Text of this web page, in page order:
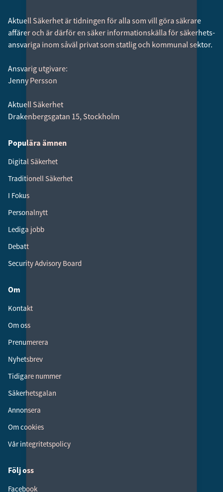
Aktuell Säkerhet är tidningen för alla som vill göra säkrare
affärer och är därför en säker informationskälla för säkerhets­
ansvariga inom såväl privat som statlig och kommunal sektor.
Ansvarig utgivare:
Jenny Persson
Aktuell Säkerhet
Drakenbergsgatan 15, Stockholm
Populära ämnen
Digital Säkerhet
Traditionell Säkerhet
I Fokus
Personalnytt
Lediga jobb
Debatt
Security Advisory Board
Om
Kontakt
Om oss
Prenumerera
Nyhetsbrev
Tidigare nummer
Säkerhetsgalan
Annonsera
Om cookies
Vår integritetspolicy
Följ oss
Facebook